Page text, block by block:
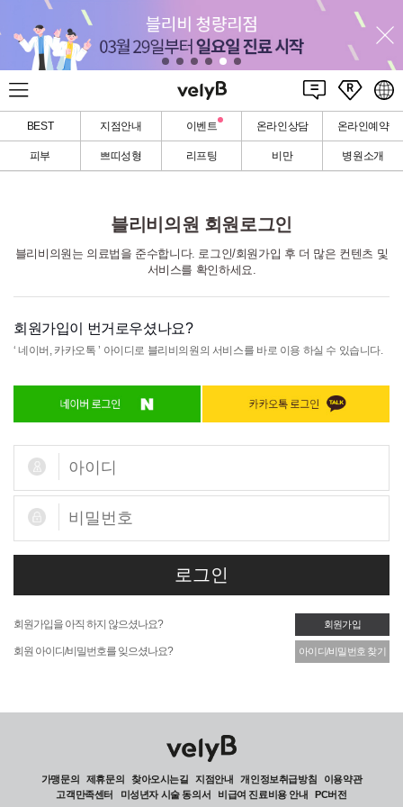
BEST 지점안내 이벤트 온라인상담 온라인예약
피부 쁘띠성형 리프팅 비만 병원소개
블리비의원 회원로그인
블리비의원는 의료법을 준수합니다. 로그인/회원가입 후 더 많은 컨텐츠 및
서비스를 확인하세요.
회원가입이 번거로우셨나요?
‘ 네이버, 카카오톡 ’ 아이디로 블리비의원의 서비스를 바로 이용 하실 수 있습니다.
회원가입을 아직 하지 않으셨나요? 회원가입
회원 아이디/비밀번호를 잊으셨나요? 아이디/비밀번호 찾기
가맹문의 제휴문의 찾아오시는길 지점안내 개인정보취급방침
이용약관
고객만족센터
미성년자 시술 동의서 비급여 진료비용 안내 PC버전